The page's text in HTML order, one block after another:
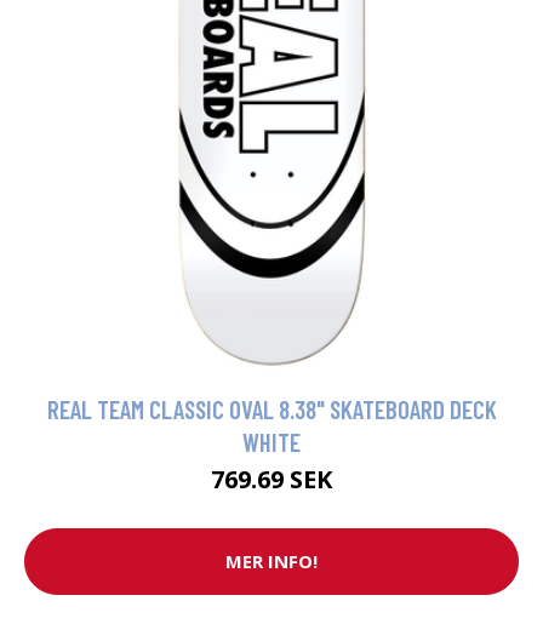
REAL TEAM CLASSIC OVAL 8.38" SKATEBOARD DECK
WHITE
769.69 SEK
MER INFO!